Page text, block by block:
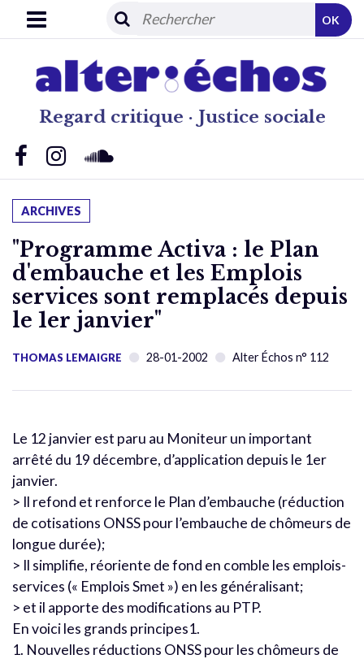
Regard critique · Justice sociale
OK
ARCHIVES
"Programme Activa : le Plan
d'embauche et les Emplois
services sont remplacés depuis
le 1er janvier"
THOMAS LEMAIGRE 28-01-2002 Alter Échos n° 112
Le 12 janvier est paru au Moniteur un important
arrêté du 19 décembre, d’application depuis le 1er
janvier.
> Il refond et renforce le Plan d’embauche (réduction
de cotisations ONSS pour l’embauche de chômeurs de
longue durée);
> Il simplifie, réoriente de fond en comble les emplois-
services (« Emplois Smet ») en les généralisant;
> et il apporte des modifications au PTP.
En voici les grands principes1.
1. Nouvelles réductions ONSS pour les chômeurs de